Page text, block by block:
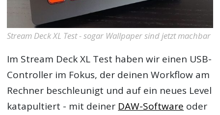
Stream Deck XL Test - sogar Wallpaper sind jetzt machbar
Im Stream Deck XL Test haben wir einen USB-
Controller im Fokus, der deinen Workflow am
Rechner beschleunigt und auf ein neues Level
katapultiert - mit deiner DAW-Software oder